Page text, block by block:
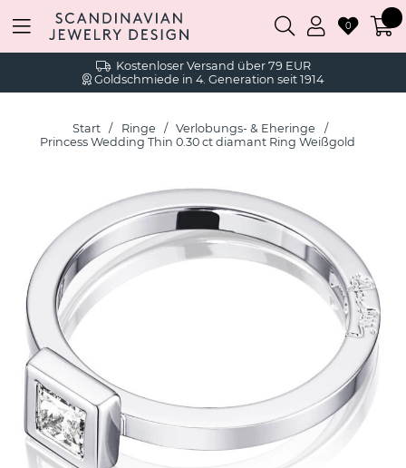
Kostenloser Versand über 79 EUR
Goldschmiede in 4. Generation seit 1914
0
Start Ringe
Verlobungs- & Eheringe
Princess Wedding Thin 0.30 ct diamant Ring Weißgold